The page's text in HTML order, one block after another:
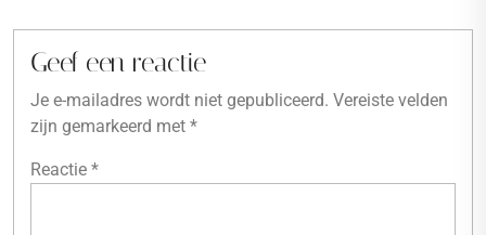
Geef een reactie
Je e-mailadres wordt niet gepubliceerd. Vereiste velden
zijn gemarkeerd met *
Reactie *